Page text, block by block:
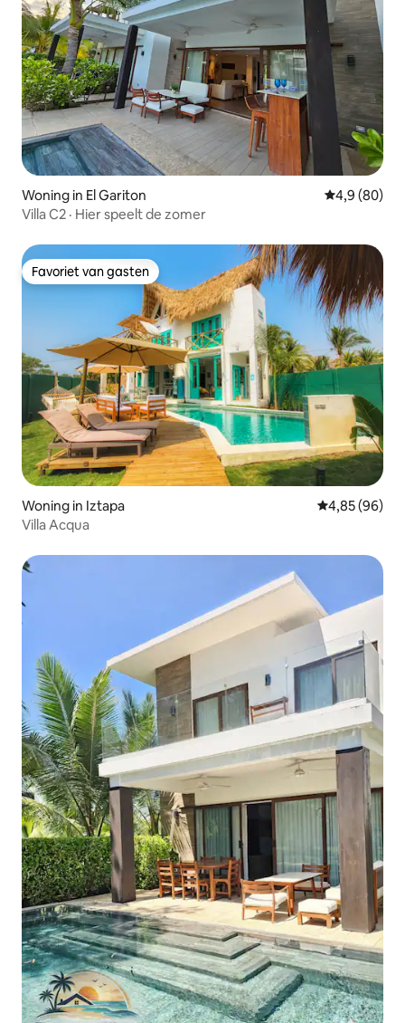
Woning in El Gariton Gemiddelde
4,9 (80)
Villa C2 · Hier speelt de zomer
Favoriet van gasten
Favoriet van gasten
Woning in Iztapa Gemiddelde
4,85 (96)
Villa Acqua